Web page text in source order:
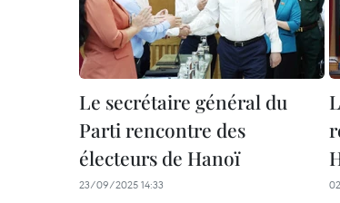
Le secrétaire général du
Parti rencontre des
électeurs de Hanoï
23/09/2025 14:33